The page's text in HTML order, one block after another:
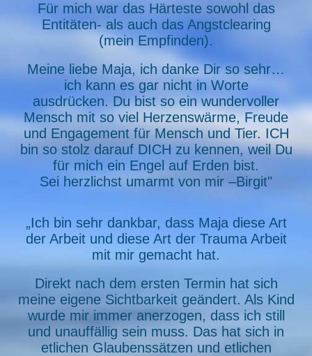
Für mich war das Härteste sowohl das
Entitäten- als auch das Angstclearing
(mein Empfinden).
Meine liebe Maja, ich danke Dir so sehr…
ich kann es gar nicht in Worte
ausdrücken. Du bist so ein wundervoller
Mensch mit so viel Herzenswärme, Freude
und Engagement für Mensch und Tier. ICH
bin so stolz darauf DICH zu kennen, weil Du
für mich ein Engel auf Erden bist.
Sei herzlichst umarmt von mir –Birgit"
„Ich bin sehr dankbar, dass Maja diese Art
der Arbeit und diese Art der Trauma Arbeit
mit mir gemacht hat.
Direkt nach dem ersten Termin hat sich
meine eigene Sichtbarkeit geändert. Als Kind
wurde mir immer anerzogen, dass ich still
und unauffällig sein muss. Das hat sich in
etlichen Glaubenssätzen und etlichen